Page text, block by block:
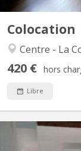
Colocation
Centre - La
420 € hors
Libre